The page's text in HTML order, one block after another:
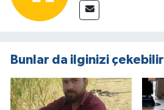
Bunlar da ilginizi çekebilir